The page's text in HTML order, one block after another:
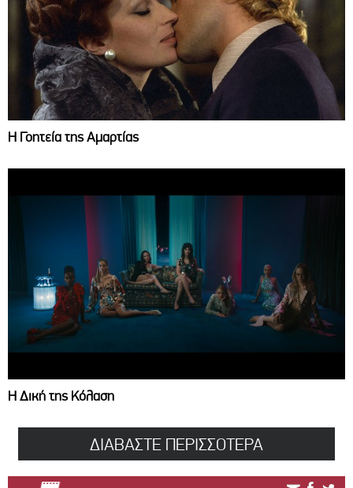
Η Γοητεία της Αμαρτίας
Η Δική της Κόλαση
ΔΙΑΒΑΣΤΕ ΠΕΡΙΣΣΟΤΕΡΑ